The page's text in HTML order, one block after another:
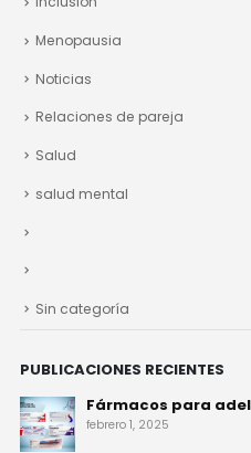
Menopausia
Noticias
Relaciones de pareja
Salud
salud mental
Sin categoría
PUBLICACIONES RECIENTES
Fármacos para
febrero 1, 2025